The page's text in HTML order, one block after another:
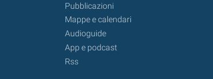
Pubblicazioni
Mappe e calendari
Audioguide
App e podcast
Rss